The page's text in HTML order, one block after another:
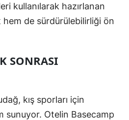
kullanılarak hazırlanan
de sürdürülebilirliği ön
SONRASI
kış sporları için
sunuyor. Otelin Basecamp